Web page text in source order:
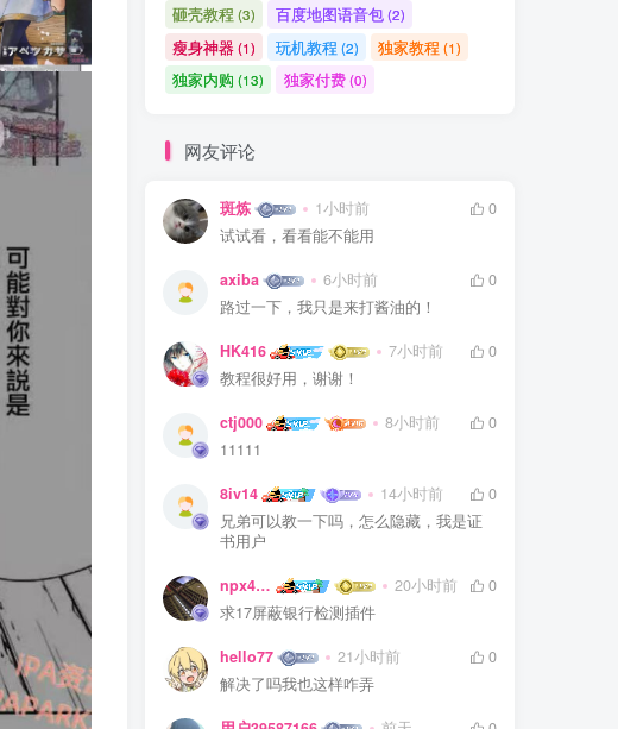
砸壳教程 (3) 百度地图语音包(2)
瘦身神器(1) 玩机教程 (2) 独家教程 (1)
独家内购 (13) 独家付费(0)
网友评论
斑炼 1小时前
0
试试看，看看能不能用
axiba 6小时前
0
路过一下，我只是来打酱油的！
HK416 7小时前
0
教程很好用，谢谢！
ctj000 8小时前
0
11111
8iv14 14小时前
0
兄弟可以教一下吗，怎么隐藏，我是证
书用户
npx475805841 20小时前
0
求17屏蔽银行检测插件
hello77 21小时前
0
解决了吗我也这样咋弄